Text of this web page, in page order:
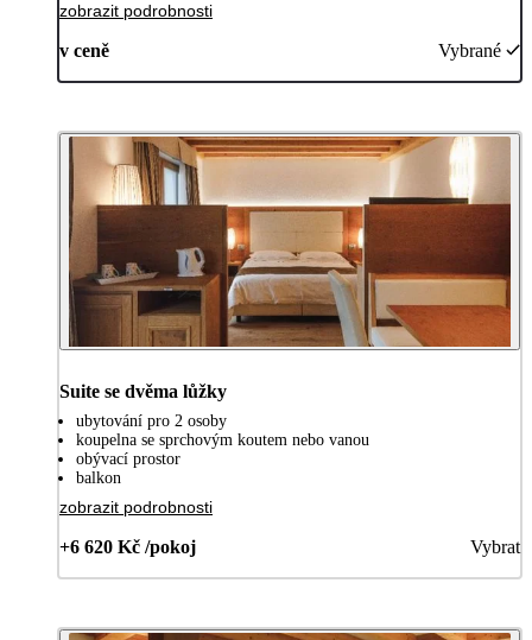
zobrazit podrobnosti
v ceně Vybrané
Suite se dvěma lůžky
ubytování pro 2 osoby
koupelna se sprchovým koutem nebo vanou
obývací prostor
balkon
zobrazit podrobnosti
+6 620 Kč /pokoj Vybrat